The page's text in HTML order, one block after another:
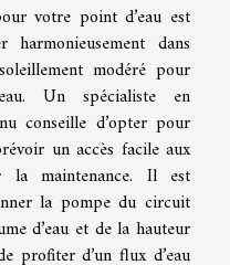
votre point d’eau est
dans
modéré pour
Un spécialiste en
conseille d’opter pour
un accès facile aux
la maintenance. Il est
la pompe du circuit
d’eau et de la hauteur
profiter d’un flux d’eau